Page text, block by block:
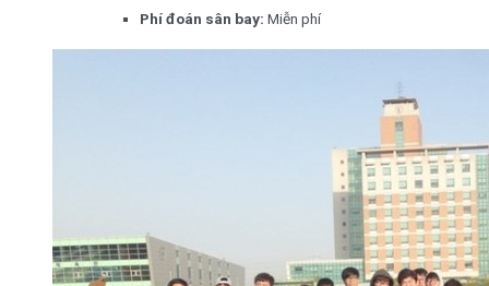
Phí đoán sân bay: Miễn phí